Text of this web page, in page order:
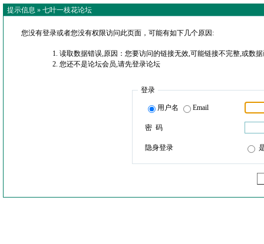
提示信息 » 七叶一枝花论坛
您没有登录或者您没有权限访问此页面，可能有如下几个原因:
读取数据错误,原因：您要访问的链接无效,可能链接不完整,或数
您还不是论坛会员,请先登录论坛
登录
用户名 Email
密 码
隐身登录